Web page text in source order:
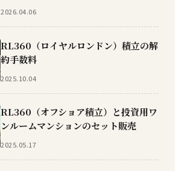
2026.04.06
RL360（ロイヤルロンドン）積立の解
約手数料
2025.10.04
RL360（オフショア積立）と投資用ワ
ンルームマンションのセット販売
2025.05.17